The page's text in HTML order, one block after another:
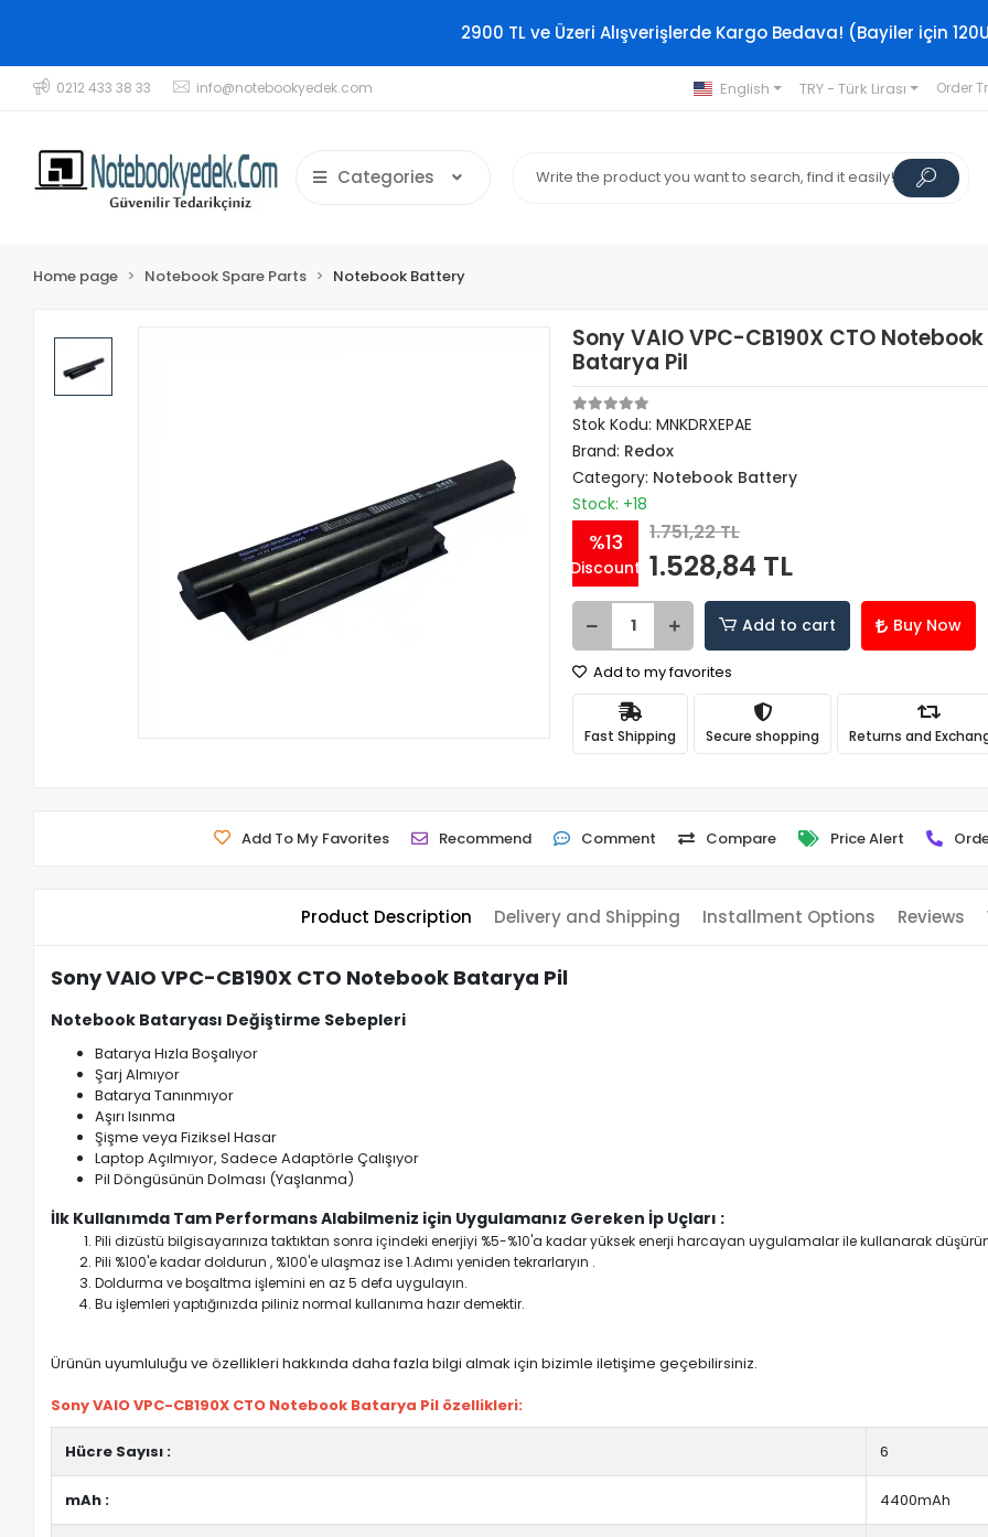
2900 TL ve Üzeri Alışverişlerde Kargo Bedava! (Bayiler için
0212 433 38 33 info@notebookyedek.com English TRY - Türk Lirası Order
Categories
Home page Notebook Spare Parts Notebook Battery
Sony VAIO VPC-CB190X CTO Notebook
Batarya Pil
Stok Kodu: MNKDRXEPAE
Brand: Redox
Category: Notebook Battery
Stock: +18
%13
Discount
1.751,22 TL
1.528,84 TL
Add to cart Buy Now
Add to my favorites
Fast Shipping Secure shopping Returns and
Add To My Favorites Recommend Comment Compare Price Alert
Product Description Delivery and Shipping Installment Options Reviews
Sony VAIO VPC-CB190X CTO Notebook Batarya Pil
Notebook Bataryası Değiştirme Sebepleri
Batarya Hızla Boşalıyor
Şarj Almıyor
Batarya Tanınmıyor
Aşırı Isınma
Şişme veya Fiziksel Hasar
Laptop Açılmıyor, Sadece Adaptörle Çalışıyor
Pil Döngüsünün Dolması (Yaşlanma)
İlk Kullanımda Tam Performans Alabilmeniz için Uygulamanız Gereken İp Uçları :
Pili dizüstü bilgisayarınıza taktıktan sonra içindeki enerjiyi %5-%10'a kadar yüksek enerji harcayan uygulamalar ile kullanarak
Pili %100'e kadar doldurun , %100'e ulaşmaz ise 1.Adımı yeniden tekrarlaryın .
Doldurma ve boşaltma işlemini en az 5 defa uygulayın.
Bu işlemleri yaptığınızda piliniz normal kullanıma hazır demektir.
Ürünün uyumluluğu ve özellikleri hakkında daha fazla bilgi almak için bizimle iletişime geçebilirsiniz.
Sony VAIO VPC-CB190X CTO Notebook Batarya Pil özellikleri:
Hücre Sayısı : 6
mAh : 4400mAh